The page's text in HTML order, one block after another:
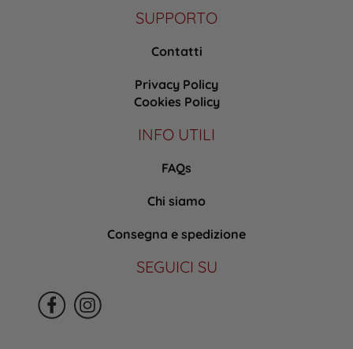
SUPPORTO
Contatti
Privacy Policy
Cookies Policy
INFO UTILI
FAQs
Chi siamo
Consegna e spedizione
SEGUICI SU